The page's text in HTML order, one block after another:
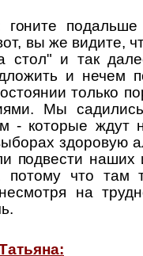
гоните
вы же видите,
стол" и так
и нечем
только
Мы
- которые ждут
здоровую
подвести наших
потому что там
на